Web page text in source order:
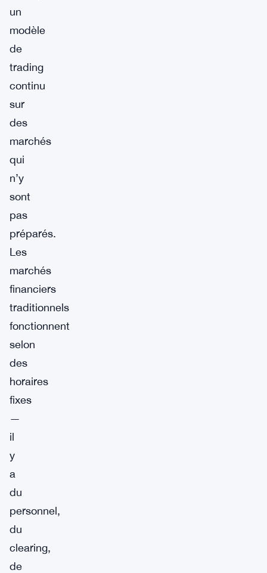
un
modèle
de
trading
continu
sur
des
marchés
qui
n’y
sont
pas
préparés.
Les
marchés
financiers
traditionnels
fonctionnent
selon
des
horaires
fixes
—
il
y
a
du
personnel,
du
clearing,
de